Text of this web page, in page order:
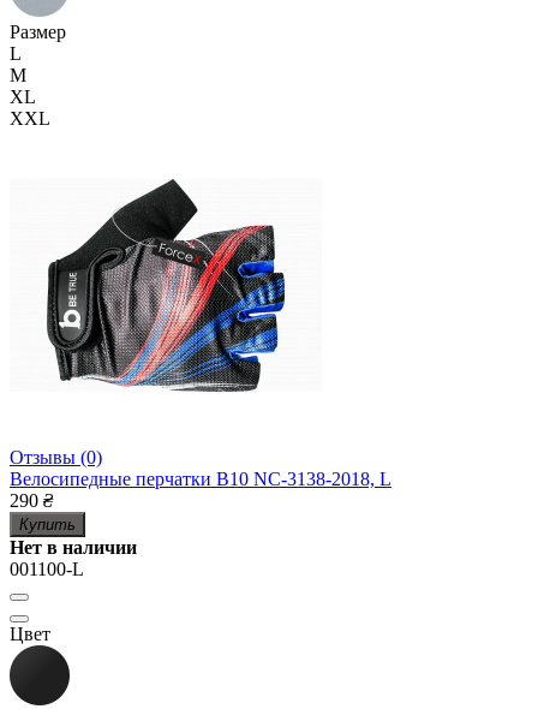
Размер
L
M
XL
XXL
Отзывы (0)
Велосипедные перчатки B10 NC-3138-2018, L
290 ₴
Купить
Нет в наличии
001100-L
Цвет